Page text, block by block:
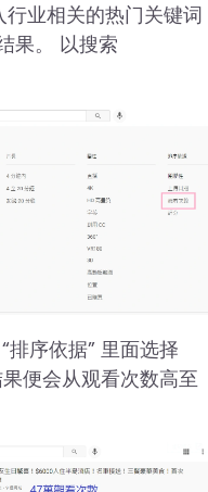
业相关的热门关键词
果。 以搜索
排序依据” 里面选择
便会从观看次数高至